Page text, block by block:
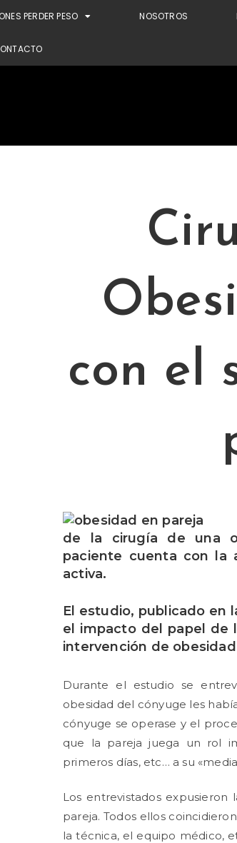
PERDER PESO NOSOTROS
con el
de la cirugía de una
paciente cuenta con la
activa.
El estudio, publicado en
el impacto del papel de
intervención de
Durante el estudio se
obesidad del cónyuge les
cónyuge se operase y el
que la pareja juega un rol
primeros días, etc… a su
Los entrevistados
pareja. Todos ellos
la técnica, el equipo médico,